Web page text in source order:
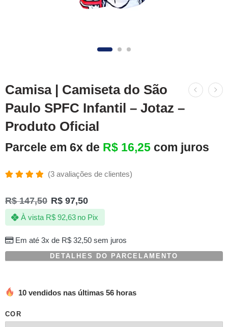
Camisa | Camiseta do São
Paulo SPFC Infantil – Jotaz –
Produto Oficial
Parcele em 6x de R$ 16,25 com juros
5.00de 5,
com
baseado
em
de
clientes
(3avaliações de clientes)
R$147,50 R$ 97,50
Em até 3x de R$32,50sem juros
À vista R$92,63 no Pix
DETALHES DO PARCELAMENTO
10 vendidos nas últimas 56 horas
COR